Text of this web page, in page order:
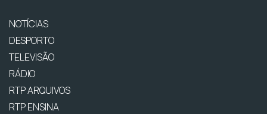
NOTÍCIAS
DESPORTO
TELEVISÃO
RÁDIO
RTP ARQUIVOS
RTP ENSINA